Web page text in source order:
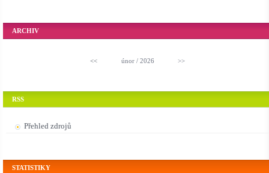
ARCHIV
<< únor / 2026 >>
RSS
Přehled zdrojů
STATISTIKY